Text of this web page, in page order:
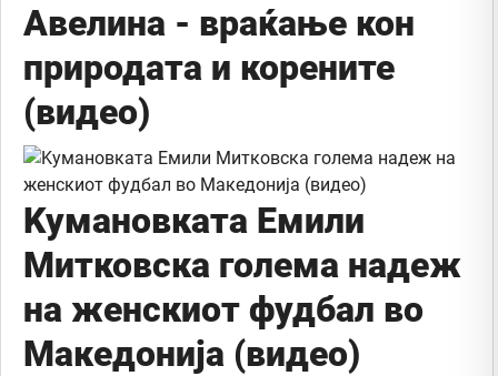
Авелина - враќање кон
природата и корените
(видео)
Kумановката Емили
Митковска голема надеж
на женскиот фудбал во
Македонија (видео)